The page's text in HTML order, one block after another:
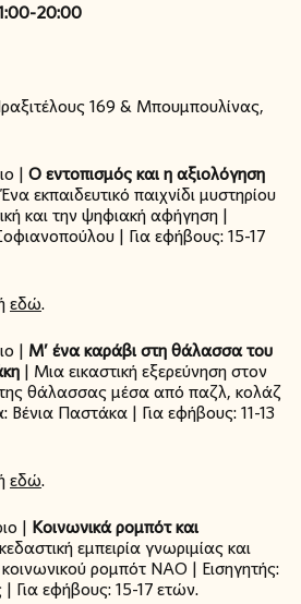
20:00
169 & Μπουμπουλίνας,
| Ο εντοπισμός και η αξιολόγηση
εκπαιδευτικό παιχνίδι μυστηρίου
και την ψηφιακή αφήγηση |
| Για εφήβους: 15-17
εδώ.
| Μ’ ένα καράβι στη θάλασσα του
| Μια εικαστική εξερεύνηση στον
θάλασσας μέσα από παζλ, κολάζ
Βένια Παστάκα | Για εφήβους: 11-13
εδώ.
| Κοινωνικά ρομπότ και
εμπειρία γνωριμίας και
ρομπότ NAO | Εισηγητής:
Για εφήβους: 15-17 ετών.